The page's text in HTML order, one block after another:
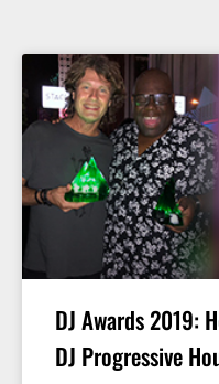
DJ Awards 2019:
DJ Progressive